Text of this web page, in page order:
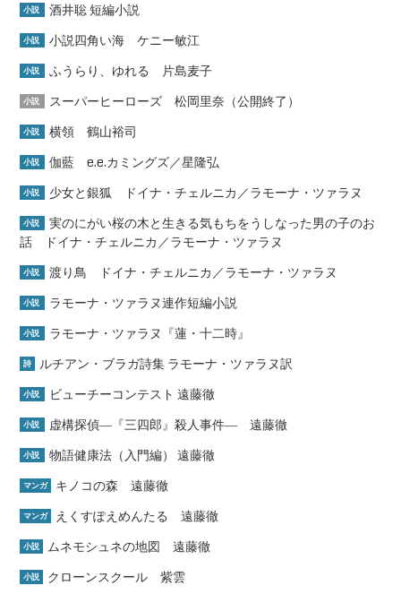
小説 酒井聡 短編小説
小説 小説四角い海 ケニー敏江
小説 ふうらり、ゆれる 片島麦子
小説 スーパーヒーローズ 松岡里奈（公開終了）
小説 横領 鶴山裕司
小説 伽藍 e.e.カミングズ／星隆弘
小説 少女と銀狐 ドイナ・チェルニカ／ラモーナ・ツァラヌ
小説
実のにがい桜の木と生きる気もちをうしなった男の子のお
話 ドイナ・チェルニカ／ラモーナ・ツァラヌ
小説 渡り鳥 ドイナ・チェルニカ／ラモーナ・ツァラヌ
小説 ラモーナ・ツァラヌ連作短編小説
小説 ラモーナ・ツァラヌ『蓮・十二時』
詩 ルチアン・ブラガ詩集 ラモーナ・ツァラヌ訳
小説 ビューチーコンテスト 遠藤徹
小説 虚構探偵―『三四郎』殺人事件― 遠藤徹
小説 物語健康法（入門編） 遠藤徹
マンガ キノコの森 遠藤徹
マンガ えくすぽえめんたる 遠藤徹
小説 ムネモシュネの地図 遠藤徹
小説 クローンスクール 紫雲